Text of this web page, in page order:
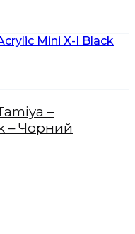
–
– Чорний